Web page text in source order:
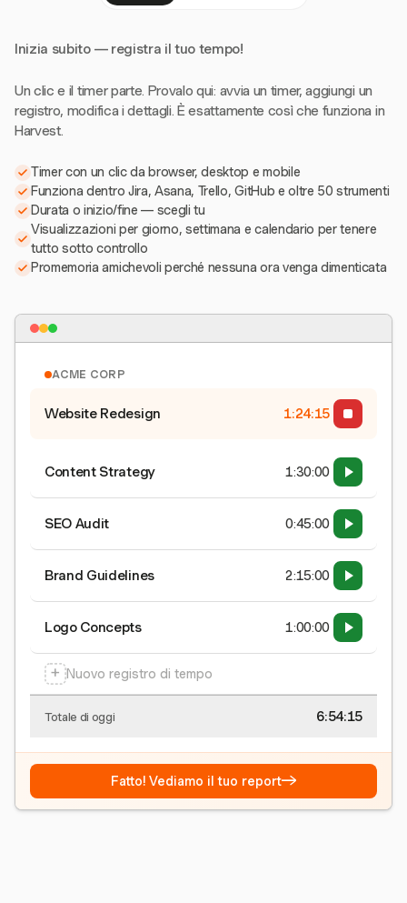
Inizia subito — registra il tuo tempo!
Un clic e il timer parte. Provalo qui: avvia un timer, aggiungi un
registro, modifica i dettagli. È esattamente così che funziona in
Harvest.
Timer con un clic da browser, desktop e mobile
Funziona dentro Jira, Asana, Trello, GitHub e oltre 50 strumenti
Durata o inizio/fine — scegli tu
Visualizzazioni per giorno, settimana e calendario per tenere
tutto sotto controllo
Promemoria amichevoli perché nessuna ora venga dimenticata
ACME CORP
Website Redesign 1:24:15
Content Strategy 1:30:00
SEO Audit 0:45:00
Brand Guidelines 2:15:00
Logo Concepts 1:00:00
+ Nuovo registro di tempo
Totale di oggi 6:54:15
Fatto! Vediamo il tuo report→